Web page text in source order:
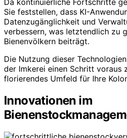
Da kontinuierliche Fortschritte
Sie feststellen, dass KI-
Datenzugänglichkeit und
verbessern, was letztendlich zu
Bienenvölkern beiträgt.
Die Nutzung dieser
der Imkerei einen Schritt voraus
florierendes Umfeld für Ihre
Innovationen im